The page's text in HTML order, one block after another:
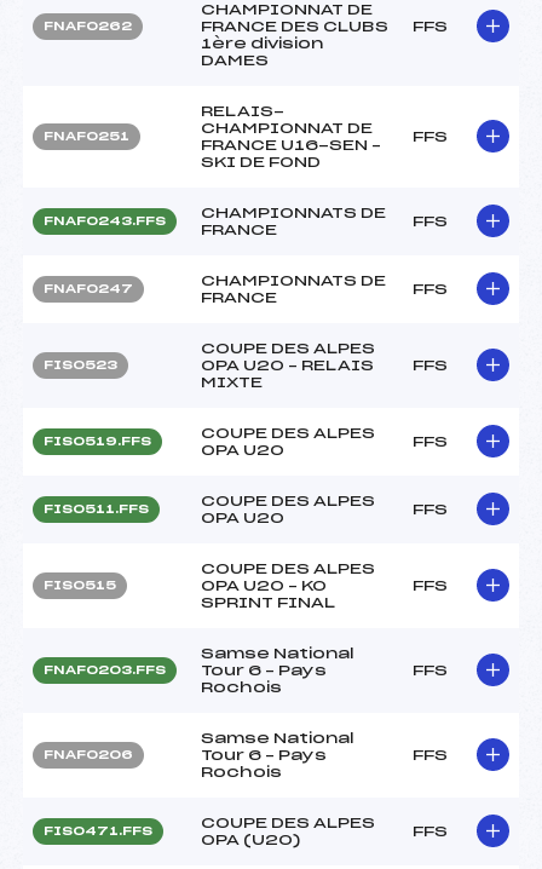
FNAF0262
CHAMPIONNAT DE
FRANCE DES CLUBS
1ère division
DAMES
FFS
FNAF0251
RELAIS-
CHAMPIONNAT DE
FRANCE U16-SEN –
SKI DE FOND
FFS
FNAF0243.FFS
CHAMPIONNATS DE
FRANCE
FFS
FNAF0247
CHAMPIONNATS DE
FRANCE
FFS
FIS0523
COUPE DES ALPES
OPA U20 – RELAIS
MIXTE
FFS
FIS0519.FFS
COUPE DES ALPES
OPA U20
FFS
FIS0511.FFS
COUPE DES ALPES
OPA U20
FFS
FIS0515
COUPE DES ALPES
OPA U20 – KO
SPRINT FINAL
FFS
FNAF0203.FFS
Samse National
Tour 6 – Pays
Rochois
FFS
FNAF0206
Samse National
Tour 6 – Pays
Rochois
FFS
FIS0471.FFS
COUPE DES ALPES
OPA (U20)
FFS